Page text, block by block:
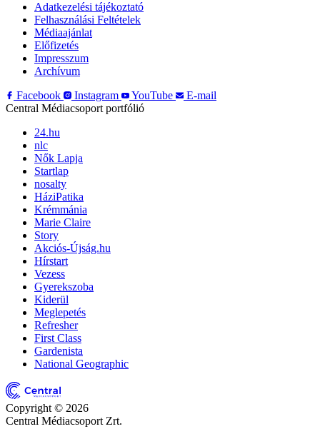
Adatkezelési tájékoztató
Felhasználási Feltételek
Médiaajánlat
Előfizetés
Impresszum
Archívum
Facebook
Instagram YouTube
E-mail
Central Médiacsoport portfólió
24.hu
nlc
Nők Lapja
Startlap
nosalty
HáziPatika
Krémmánia
Marie Claire
Story
Akciós-Újság.hu
Hírstart
Vezess
Gyerekszoba
Kiderül
Meglepetés
Refresher
First Class
Gardenista
National Geographic
Copyright © 2026
Central Médiacsoport Zrt.